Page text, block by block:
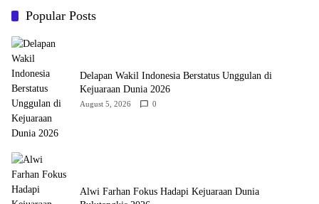
Popular Posts
Delapan Wakil Indonesia Berstatus Unggulan di
Kejuaraan Dunia 2026
August 5, 2026 0
Alwi Farhan Fokus Hadapi Kejuaraan Dunia